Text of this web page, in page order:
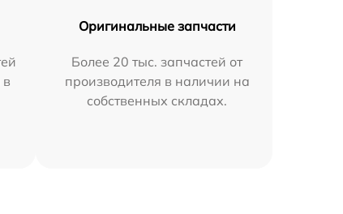
Оригинальные запчасти
Более 20 тыс. запчастей от
производителя в наличии на
собственных складах.